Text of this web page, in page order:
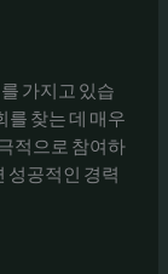
가지고 있습
를 찾는 데 매우
적으로 참여하
성공적인 경력